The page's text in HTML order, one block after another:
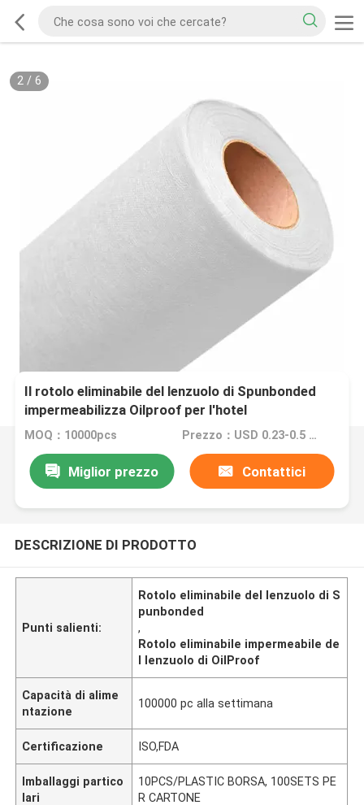
2/ 6
Il rotolo eliminabile del lenzuolo di Spunbonded
impermeabilizza Oilproof per l'hotel
MOQ：10000pcs Prezzo：USD 0.23-0.5 PER PCS
Miglior prezzo Contattici
DESCRIZIONE DI PRODOTTO
Punti salienti:
Rotolo eliminabile del lenzuolo di S
punbonded
,
Rotolo eliminabile impermeabile de
l lenzuolo di OilProof
Capacità di alime
ntazione
100000 pc alla settimana
Certificazione ISO,FDA
Imballaggi partico
lari
10PCS/PLASTIC BORSA, 100SETS PE
R CARTONE